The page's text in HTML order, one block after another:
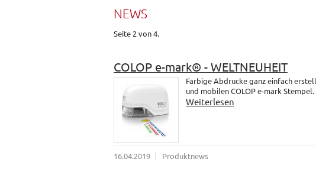
NEWS
Seite 2 von 4.
COLOP e-mark® - WELTNEUHEIT
Farbige Abdrucke ganz einfach
und mobilen COLOP e-mark Stempel.
Weiterlesen
16.04.2019 Produktnews